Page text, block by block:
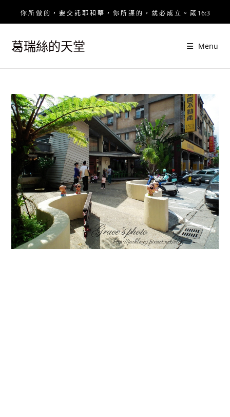
你 所 做 的 ， 要 交 託 耶 和 華 ， 你 所 謀 的 ， 就 必 成 立 。 箴 16:3
葛瑞絲的天堂 Menu